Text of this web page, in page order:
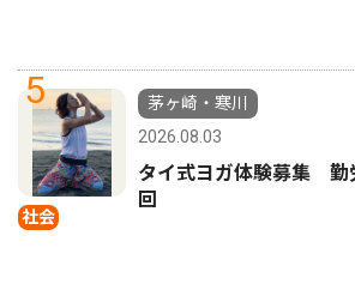
5
社会
茅ヶ崎・寒川
2026.08.03
タイ式ヨガ体験募集 勤
回